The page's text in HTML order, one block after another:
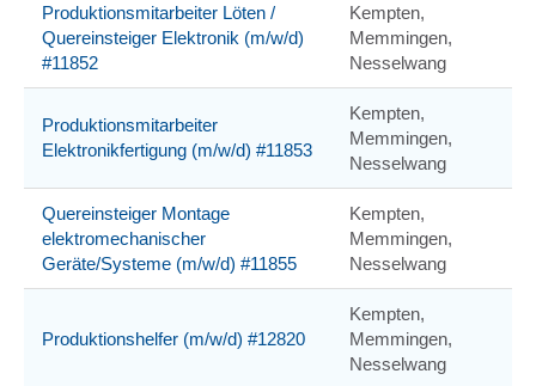
Produktionsmitarbeiter Löten /
Quereinsteiger Elektronik (m/w/d)
#11852
Kempten,
Memmingen,
Nesselwang
Produktionsmitarbeiter
Elektronikfertigung (m/w/d) #11853
Kempten,
Memmingen,
Nesselwang
Quereinsteiger Montage
elektromechanischer
Geräte/Systeme (m/w/d) #11855
Kempten,
Memmingen,
Nesselwang
Produktionshelfer (m/w/d) #12820
Kempten,
Memmingen,
Nesselwang